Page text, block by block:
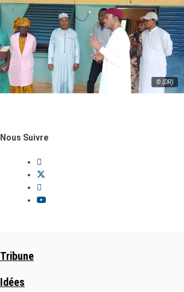
© (DR)
Nous Suivre
Tribune
Idées